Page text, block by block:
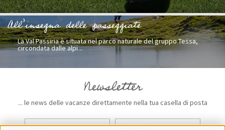
All’insegna delle passeggiate
La Val Passiria è situata nel parco naturale del gruppo Tessa,
circondata dalle alpi ..
Newsletter
... le news delle vacanze direttamente nella tua casella di posta